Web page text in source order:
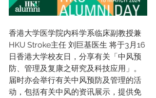
香港大学医学院内科学系临床副教授兼
HKU Stroke主任 刘巨基医生 将于3月16
日香港大学校友日，分享有关「中风预
防、管理及复康之研究及科技应用」。
届时亦会举行有关中风预防及管理的活
动，包括有关中风的资讯展示，提供免